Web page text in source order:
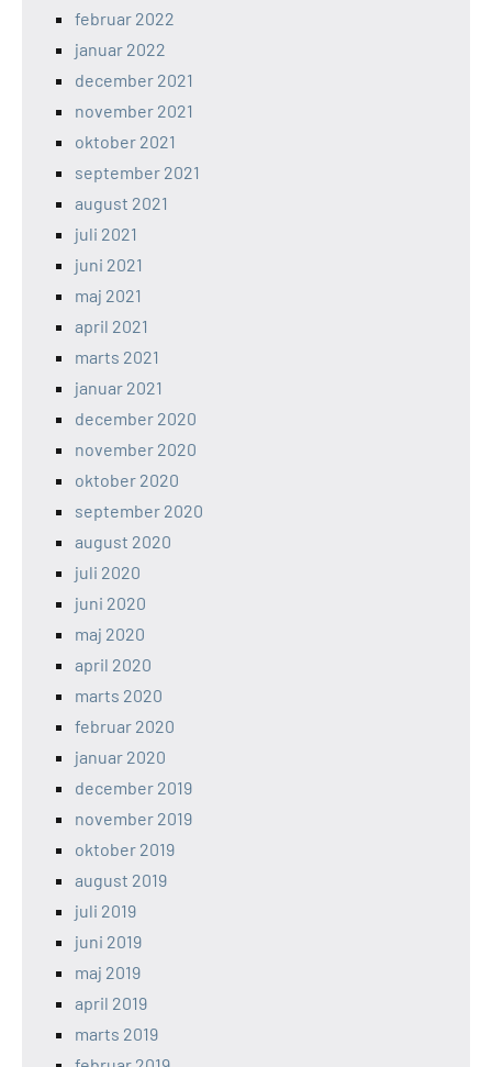
februar 2022
januar 2022
december 2021
november 2021
oktober 2021
september 2021
august 2021
juli 2021
juni 2021
maj 2021
april 2021
marts 2021
januar 2021
december 2020
november 2020
oktober 2020
september 2020
august 2020
juli 2020
juni 2020
maj 2020
april 2020
marts 2020
februar 2020
januar 2020
december 2019
november 2019
oktober 2019
august 2019
juli 2019
juni 2019
maj 2019
april 2019
marts 2019